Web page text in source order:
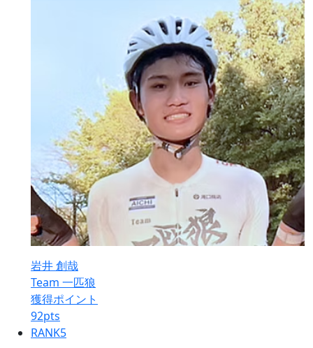
岩井 創哉
Team 一匹狼
獲得ポイント
92pts
RANK5